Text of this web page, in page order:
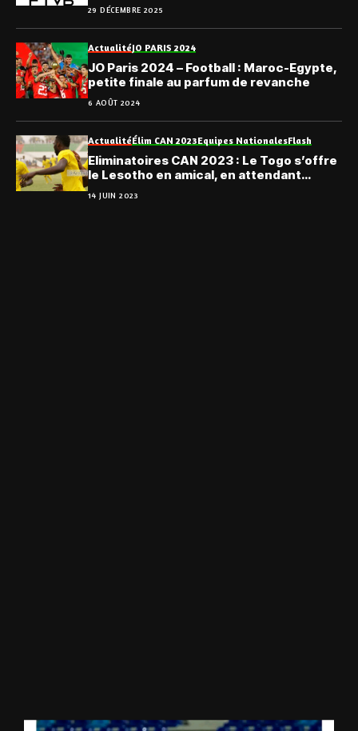
29 DÉCEMBRE 2025
ActualitéJO PARIS 2024
JO Paris 2024 – Football : Maroc-Egypte,
petite finale au parfum de revanche
6 AOÛT 2024
ActualitéÉlim CAN 2023Equipes NationalesFlash
Eliminatoires CAN 2023 : Le Togo s’offre
le Lesotho en amical, en attendant
l’Eswatini
14 JUIN 2023